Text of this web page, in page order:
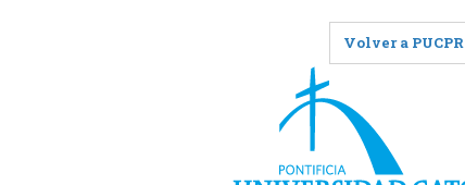
Volver a PUCPR